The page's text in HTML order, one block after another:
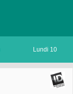
Lundi 10